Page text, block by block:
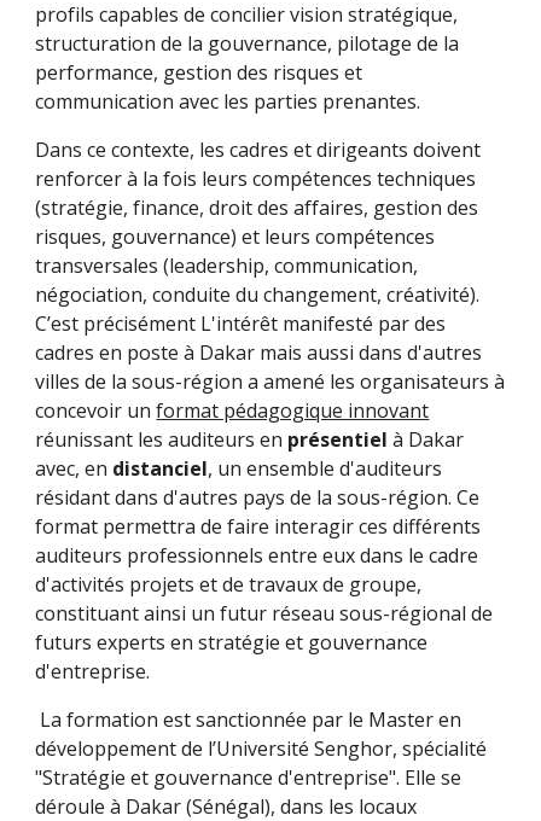
profils capables de concilier vision stratégique,
structuration de la gouvernance, pilotage de la
performance, gestion des risques et
communication avec les parties prenantes.
Dans ce contexte, les cadres et dirigeants doivent
renforcer à la fois leurs compétences techniques
(stratégie, finance, droit des affaires, gestion des
risques, gouvernance) et leurs compétences
transversales (leadership, communication,
négociation, conduite du changement, créativité).
C’est précisément L'intérêt manifesté par des
cadres en poste à Dakar mais aussi dans d'autres
villes de la sous-région a amené les organisateurs à
concevoir unformat pédagogique innovant
réunissant les auditeurs en présentielà Dakar
avec, en distanciel, un ensemble d'auditeurs
résidant dans d'autres pays de la sous-région. Ce
format permettra de faire interagir ces différents
auditeurs professionnels entre eux dans le cadre
d'activités projets et de travaux de groupe,
constituant ainsi un futur réseau sous-régional de
futurs experts en stratégie et gouvernance
d'entreprise.
La formation est sanctionnée par le Master en
développement de l’Université Senghor, spécialité
"Stratégie et gouvernance d'entreprise". Elle se
déroule à Dakar (Sénégal), dans les locaux